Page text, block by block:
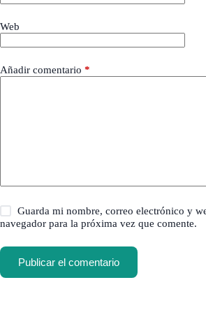
Web
Añadir comentario *
Guarda mi nombre, correo electrónico y
navegador para la próxima vez que comente.
Publicar el comentario